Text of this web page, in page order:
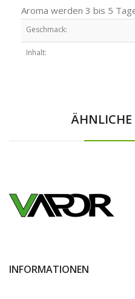
Aroma werden 3 bis 5
Geschmack:
Inhalt:
ÄHNLICHE
INFORMATIONEN